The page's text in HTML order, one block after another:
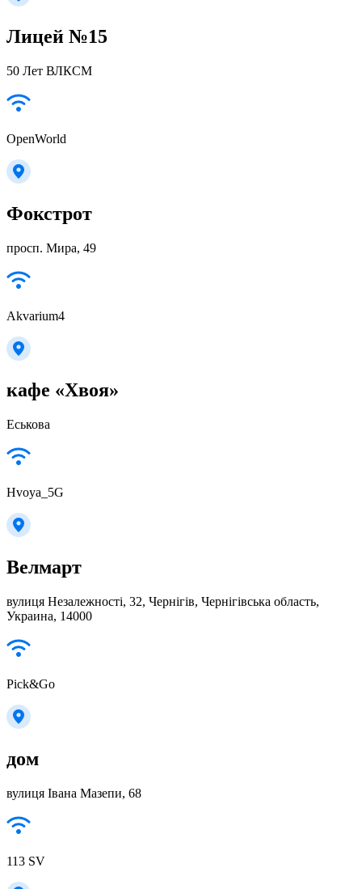
Лицей №15
50 Лет ВЛКСМ
OpenWorld
Фокстрот
просп. Мира, 49
Akvarium4
кафе «Хвоя»
Еськова
Hvoya_5G
Велмарт
вулиця Незалежності, 32, Чернігів, Чернігівська область,
Украина, 14000
Pick&Go
дом
вулиця Івана Мазепи, 68
113 SV